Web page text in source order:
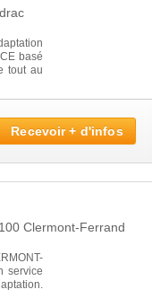
basé
tout au
Recevoir + d'infos
Clermont-Ferrand
service